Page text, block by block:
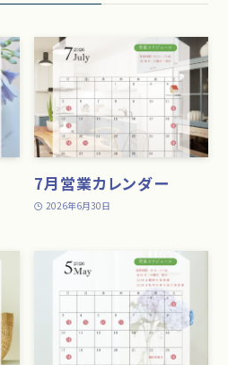
7月営業カレンダー
2026年6月30日